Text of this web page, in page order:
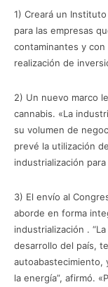
1) Creará un
para las empresas
contaminantes y
realización de
2) Un nuevo marco
cannabis. «La
su volumen de
prevé la utilización
industrialización
3) El envío al
aborde en forma
industrialización .
desarrollo del país,
autoabastecimiento,
la energía”, afirmó.